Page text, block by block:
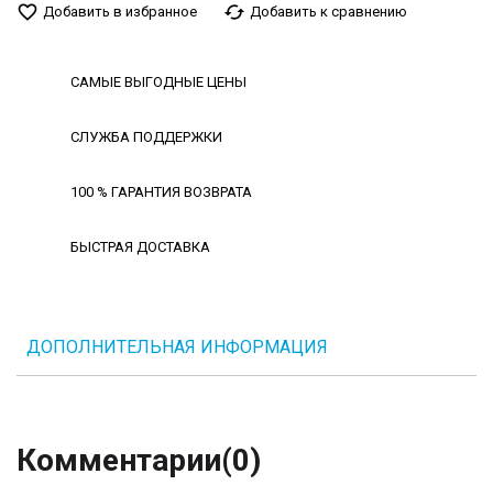
favorite_border Добавить в избранное cached Добавить к сравнению
САМЫЕ ВЫГОДНЫЕ ЦЕНЫ
СЛУЖБА ПОДДЕРЖКИ
100 % ГАРАНТИЯ ВОЗВРАТА
БЫСТРАЯ ДОСТАВКА
ДОПОЛНИТЕЛЬНАЯ ИНФОРМАЦИЯ
Комментарии(0)